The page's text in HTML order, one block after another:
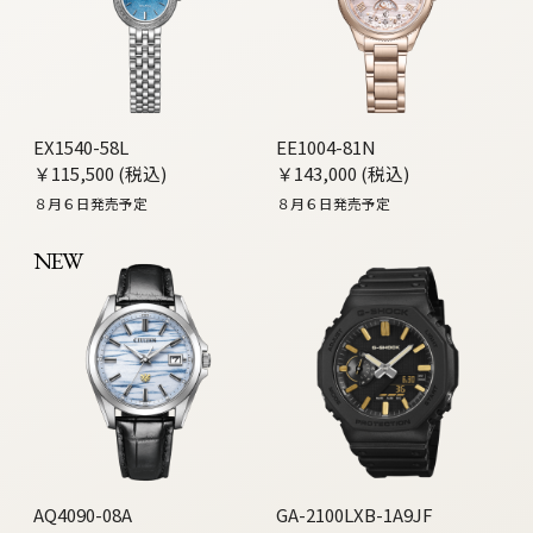
EX1540-58L
￥115,500 (税込)
８月６日発売予定
EE1004-81N
￥143,000 (税込)
８月６日発売予定
NEW
AQ4090-08A
GA-2100LXB-1A9JF